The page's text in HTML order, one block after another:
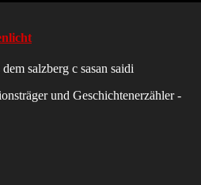
und Geschichtenerzähler -